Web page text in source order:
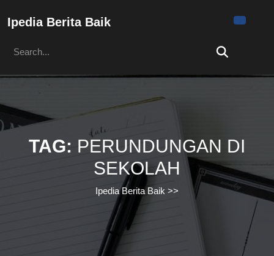
Ipedia Berita Baik
for:
TAG: PERUNDUNGAN DI
SEKOLAH
Ipedia Berita Baik >>